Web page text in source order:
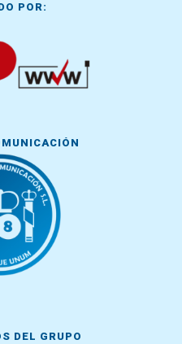
POR:
DEL GRUPO